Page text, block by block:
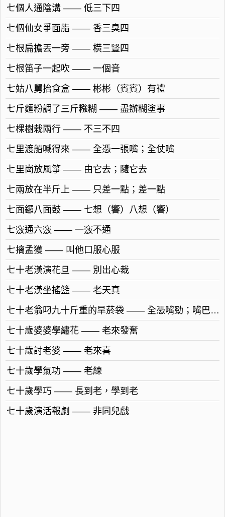
七個人通陰溝 —— 低三下四
七個仙女爭面脂 —— 香三臭四
七根扁擔丟一旁 —— 橫三豎四
七根笛子一起吹 —— 一個音
七姑八舅抬食盒 —— 彬彬（賓賓）有禮
七斤麵粉調了三斤糨糊 —— 盡辦糊塗事
七棵樹栽兩行 —— 不三不四
七里渡船喊得來 —— 全憑一張嘴；全仗嘴
七里崗放風箏 —— 由它去；隨它去
七兩放在半斤上 —— 只差一點；差一點
七面鑼八面鼓 —— 七想（響）八想（響）
七竅通六竅 —— 一竅不通
七擒孟獲 —— 叫他口服心服
七十老漢演花旦 —— 別出心裁
七十老漢坐搖籃 —— 老天真
七十老翁叼九十斤重的旱菸袋 —— 全憑嘴勁；嘴巴子勁
七十歲婆婆學繡花 —— 老來發奮
七十歲討老婆 —— 老來喜
七十歲學氣功 —— 老練
七十歲學巧 —— 長到老，學到老
七十歲演活報劇 —— 非同兒戲